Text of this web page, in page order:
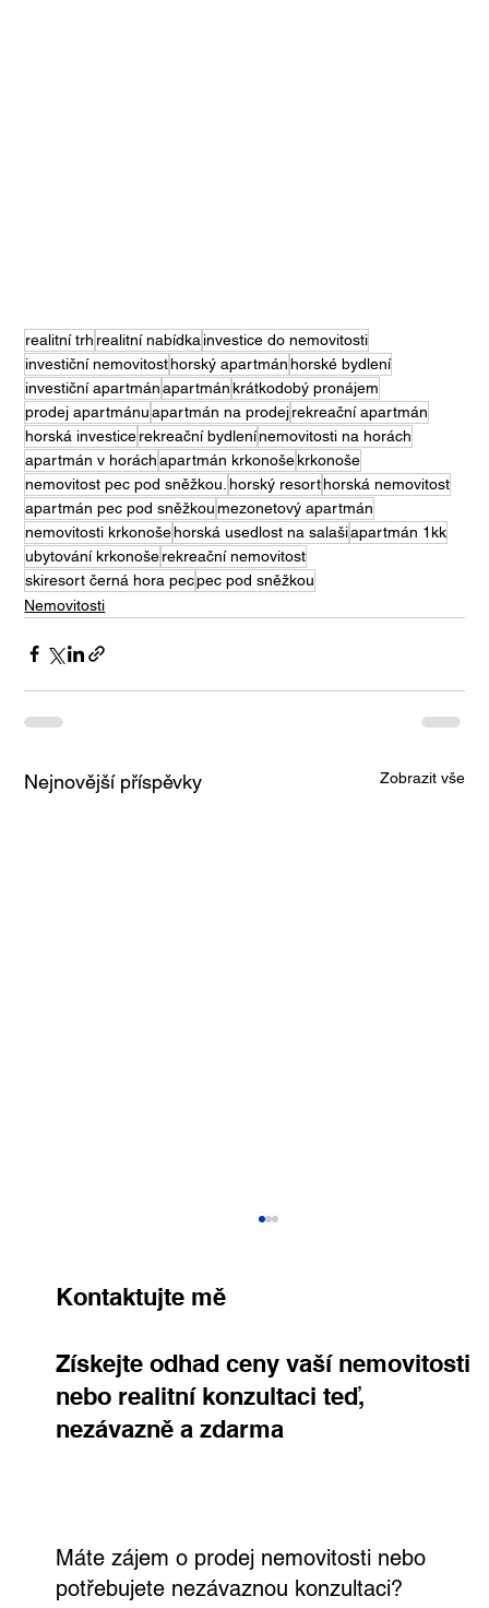
realitní trh realitní nabídka investice do nemovitosti
investiční nemovitosthorský apartmán horské bydlení
investiční apartmán apartmán krátkodobý pronájem
prodej apartmánu apartmán na prodejrekreační apartmán
horská investicerekreační bydlenínemovitosti na horách
apartmán v horách apartmán krkonošekrkonoše
nemovitost pec pod sněžkou. horský resorthorská nemovitost
apartmán pec pod sněžkou mezonetový apartmán
nemovitosti krkonošehorská usedlost na salašiapartmán 1kk
ubytování krkonošerekreační nemovitost
skiresort černá hora pecpec pod sněžkou
Nemovitosti
Nejnovější příspěvky Zobrazit vše
Kontaktujte mě
Získejte odhad ceny vaší nemovitosti
nebo realitní konzultaci teď,
nezávazně a zdarma
Máte zájem o prodej nemovitosti nebo
potřebujete nezávaznou konzultaci?